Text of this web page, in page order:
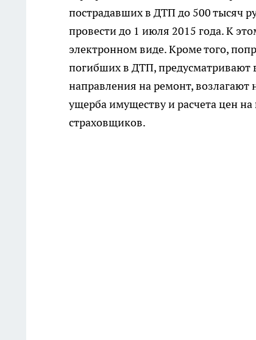
пострадавших в ДТП до 500 тысяч
провести до 1 июля 2015 года. К
электронном виде. Кроме того,
погибших в ДТП,
направления на ремонт, возлагают
ущерба имуществу и расчета цен на
страховщиков.